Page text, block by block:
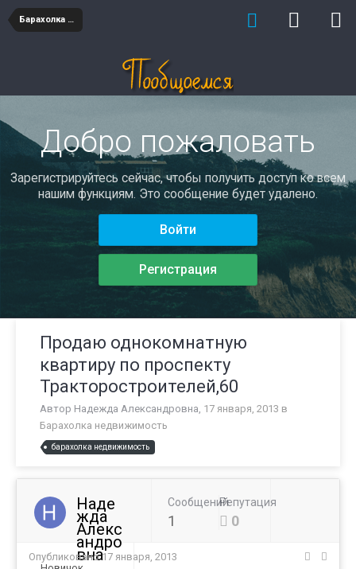
Барахолка недвижимость
Добро пожаловать
Зарегистрируйтесь сейчас, чтобы получить доступ ко всем
нашим функциям. Это сообщение будет удалено.
Войти
Регистрация
Продаю однокомнатную
квартиру по проспекту
Тракторостроителей,60
Автор Надежда Александровна, 17 января, 2013 в
Барахолка недвижимость
барахолка недвижимость
Наде
жда
Алекс
андро
вна
Сообщений
1
Репутация
0
Опубликовано17 января, 2013